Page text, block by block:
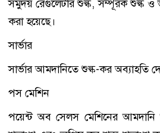
সমুদয় রেগুলেটরি শুল্ক, সম্পূরক শুল্ক ও
করা হয়েছে।
সার্ভার
সার্ভার আমদানিতে শুল্ক-কর অব্যাহতি
পস মেশিন
পয়েন্ট অব সেলস মেশিনের